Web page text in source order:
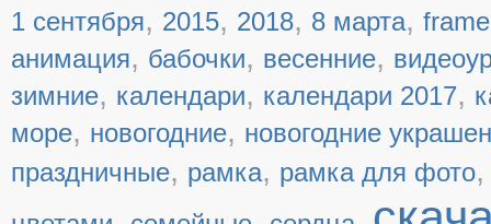
1 сентября, 2015, 2018, 8 марта, frame
анимация, бабочки, весенние,
зимние, календари, календари 2017,
море, новогодние, новогодние
праздничные, рамка, рамка для фото